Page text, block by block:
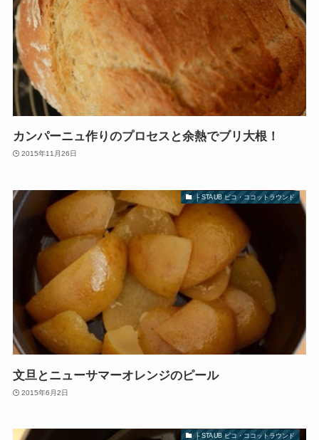
カンパーニュ作りのプロセスと余熱でブリ大根！
2015年11月26日
├ STAUB ピコ・ココットラウンド
文旦とニューサマーオレンジのピール
2015年6月2日
├ STAUB ピコ・ココットラウンド